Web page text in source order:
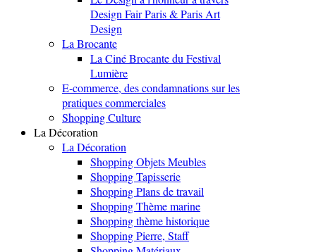
Design Fair Paris & Paris Art
Design
La Brocante
La Ciné Brocante du Festival
Lumière
E-commerce, des condamnations sur les
pratiques commerciales
Shopping Culture
La Décoration
La Décoration
Shopping Objets Meubles
Shopping Tapisserie
Shopping Plans de travail
Shopping Thème marine
Shopping thème historique
Shopping Pierre, Staff